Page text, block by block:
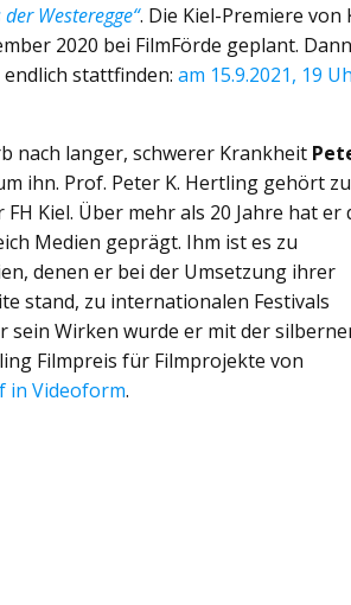
Westeregge“. Die Kiel-Premiere von
2020 bei FilmFörde geplant.
endlich stattfinden:am 15.9.2021, 19
nach langer, schwerer Krankheit
ihn. Prof. Peter K. Hertling gehört zu
Kiel. Über mehr als 20 Jahre hat er
Medien geprägt. Ihm ist es zu
denen er bei der Umsetzung ihrer
stand, zu internationalen Festivals
sein Wirken wurde er mit der
Filmpreis für Filmprojekte von
in Videoform.